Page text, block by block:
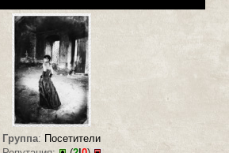
Группа: Посетители